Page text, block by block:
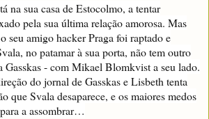
na sua casa de Estocolmo, a tentar
pela sua última relação amorosa. Mas
seu amigo hacker Praga foi raptado e
no patamar à sua porta, não tem outro
Gasskas - com Mikael Blomkvist a seu lado.
do jornal de Gasskas e Lisbeth tenta
que Svala desaparece, e os maiores medos
a assombrar…